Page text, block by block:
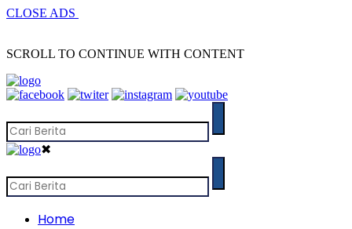
CLOSE ADS
SCROLL TO CONTINUE WITH CONTENT
✖
Home